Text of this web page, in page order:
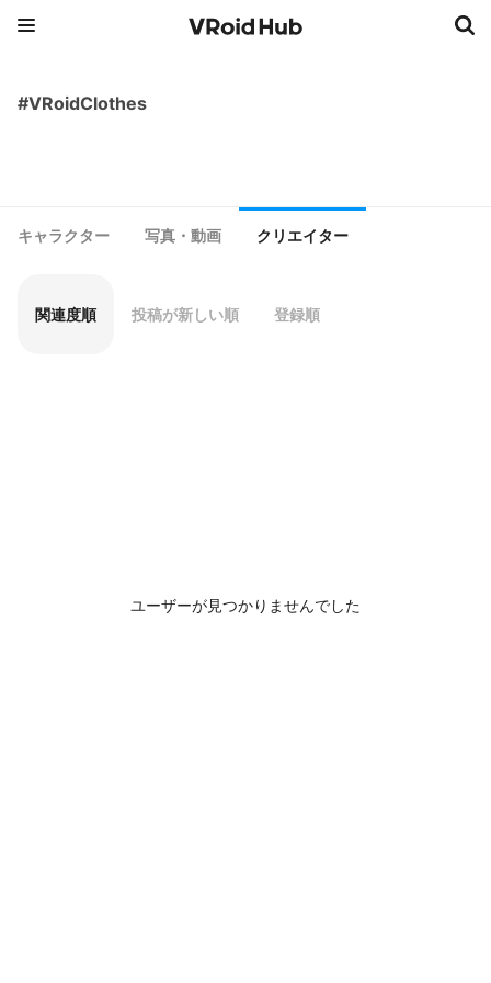
#VRoidClothes
キャラクター 写真・動画 クリエイター
関連度順 投稿が新しい順 登録順
ユーザーが見つかりませんでした